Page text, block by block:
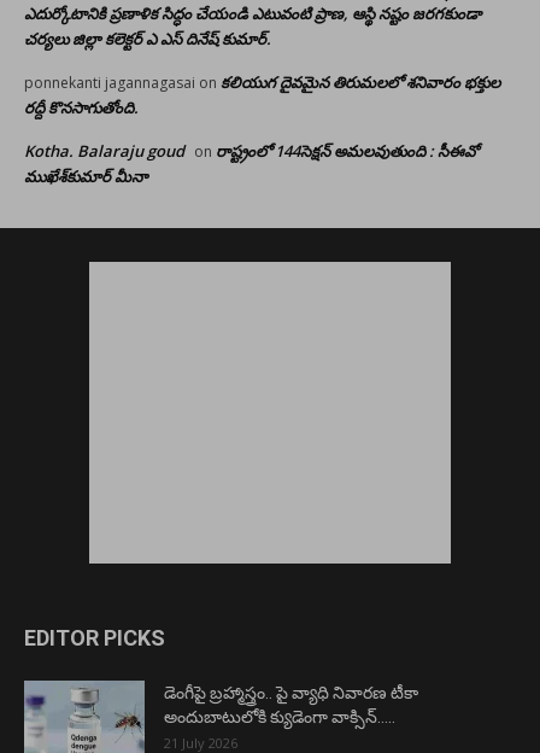
ఎదుర్కోటానికి ప్రణాళిక సిద్ధం చేయండి ఎటువంటి ప్రాణ, ఆస్థి నష్టం జరగకుండా
చర్యలు జిల్లా కలెక్టర్ ఎ ఎస్ దినేష్ కుమార్.
ponnekanti jagannagasai on కలియుగ దైవమైన తిరుమలలో శనివారం భక్తుల
రద్దీ కొనసాగుతోంది.
Kotha. Balaraju goud on రాష్ట్రంలో 144సెక్షన్ అమలవుతుంది : సీఈవో
ముఖేశ్‌కుమార్‌ మీనా
EDITOR PICKS
డెంగీపై బ్రహ్మాస్త్రం.. పై వ్యాధి నివారణ టీకా
అందుబాటులోకి క్యుడెంగా వాక్సిన్…..
21 July 2026